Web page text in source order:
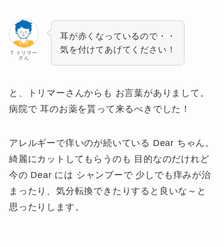
T トリマー
さん
耳が赤くなっているので・・
気を付けてあげてください！
と、トリマーさんからも お言葉がありまして。
病院で 耳のお薬を貰って来るべきでした！
アレルギーで痒いのが続いている Dear ちゃん。
綺麗にカットしてもらうのも 目的なのだけれど
今の Dear には シャンプーで 少しでも痒みが治
まったり、気分転換できたりすると良いな～と
思ったりします。